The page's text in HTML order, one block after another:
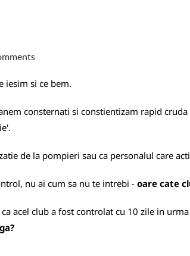
iesim si ce bem.
consternati si constientizam rapid
de la pompieri sau ca personalul care
nu ai cum sa nu te intrebi - oare cate
acel club a fost controlat cu 10 zile in